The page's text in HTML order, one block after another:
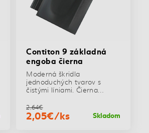
Contiton 9 základná
engoba čierna
Moderná škridla
jednoduchých tvarov s
čistými líniami. Čierna
2,64€
2,05€/ks Skladom